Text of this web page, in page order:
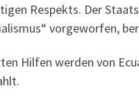
Respekts. Der
vorgeworfen,
Hilfen werden von